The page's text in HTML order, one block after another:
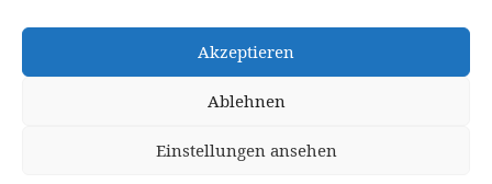
Akzeptieren
Ablehnen
Einstellungen ansehen
Cookie Richtlinie
Impressum
Theme: Rindby vonFlorian Brinkmann